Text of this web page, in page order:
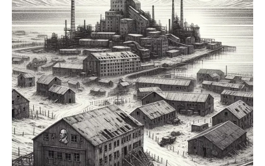
Stratic
Bendigo Light + - Valise S